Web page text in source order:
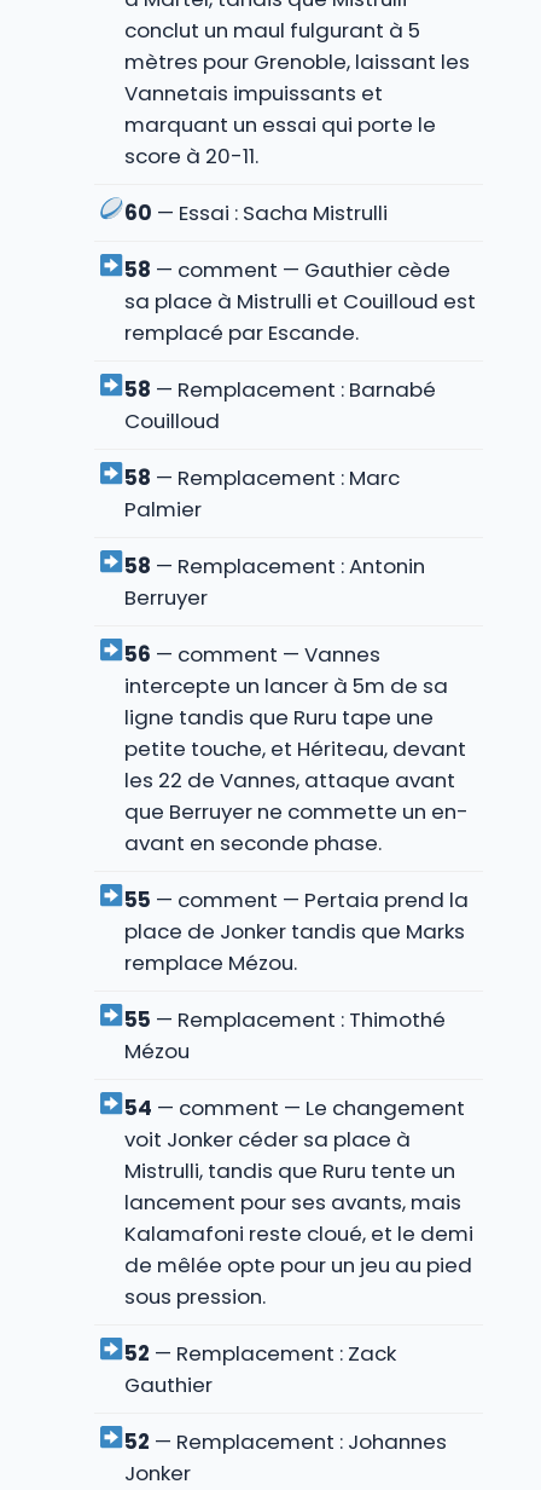
conclut un maul fulgurant à 5
mètres pour Grenoble, laissant les
Vannetais impuissants et
marquant un essai qui porte le
score à 20-11.
60 — Essai : Sacha Mistrulli
58 — comment — Gauthier cède
sa place à Mistrulli et Couilloud est
remplacé par Escande.
58 — Remplacement : Barnabé
Couilloud
58 — Remplacement : Marc
Palmier
58 — Remplacement : Antonin
Berruyer
56 — comment — Vannes
intercepte un lancer à 5m de sa
ligne tandis que Ruru tape une
petite touche, et Hériteau, devant
les 22 de Vannes, attaque avant
que Berruyer ne commette un en-
avant en seconde phase.
55 — comment — Pertaia prend la
place de Jonker tandis que Marks
remplace Mézou.
55 — Remplacement : Thimothé
Mézou
54 — comment — Le changement
voit Jonker céder sa place à
Mistrulli, tandis que Ruru tente un
lancement pour ses avants, mais
Kalamafoni reste cloué, et le demi
de mêlée opte pour un jeu au pied
sous pression.
52 — Remplacement : Zack
Gauthier
52 — Remplacement : Johannes
Jonker